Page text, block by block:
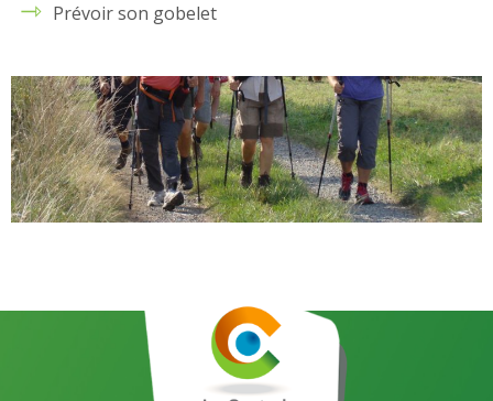
Prévoir son gobelet